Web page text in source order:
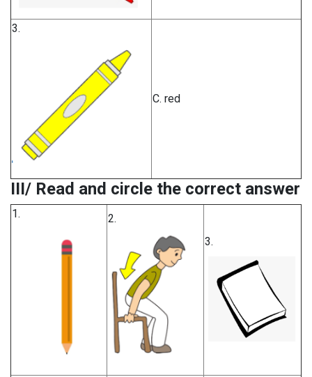
3.
C. red
III/ Read and circle the correct answer
1.
2.
3.